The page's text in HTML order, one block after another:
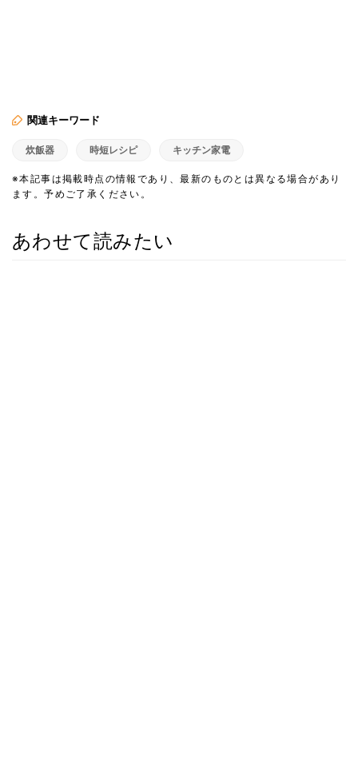
関連キーワード
炊飯器 時短レシピ キッチン家電
※本記事は掲載時点の情報であり、最新のものとは異なる場合があり
ます。予めご了承ください。
あわせて読みたい